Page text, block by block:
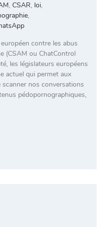
, CSAR, loi,
,
contre les abus
(CSAM ou ChatControl
les législateurs européens
actuel qui permet aux
nos conversations
pédopornographiques,